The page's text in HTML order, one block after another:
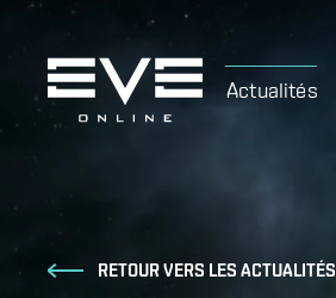
Actualités
RETOUR VERS LES ACTUALITÉS